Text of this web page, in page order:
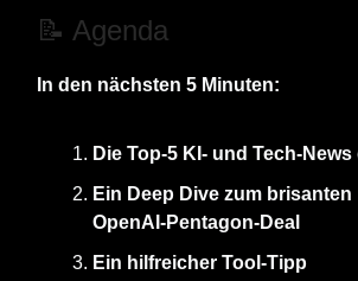
📝 Agenda
In den nächsten 5 Minuten:
Die Top‑5 KI‑ und
Ein Deep Dive zum brisanten
OpenAI‑Pentagon‑Deal
Ein hilfreicher Tool‑Tipp